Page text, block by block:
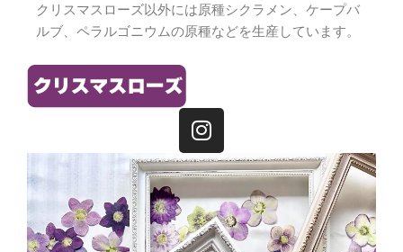
クリスマスローズ以外には原種シクラメン、ケープバ
ルブ、 ペラルゴニウムの原種などを生産しています。